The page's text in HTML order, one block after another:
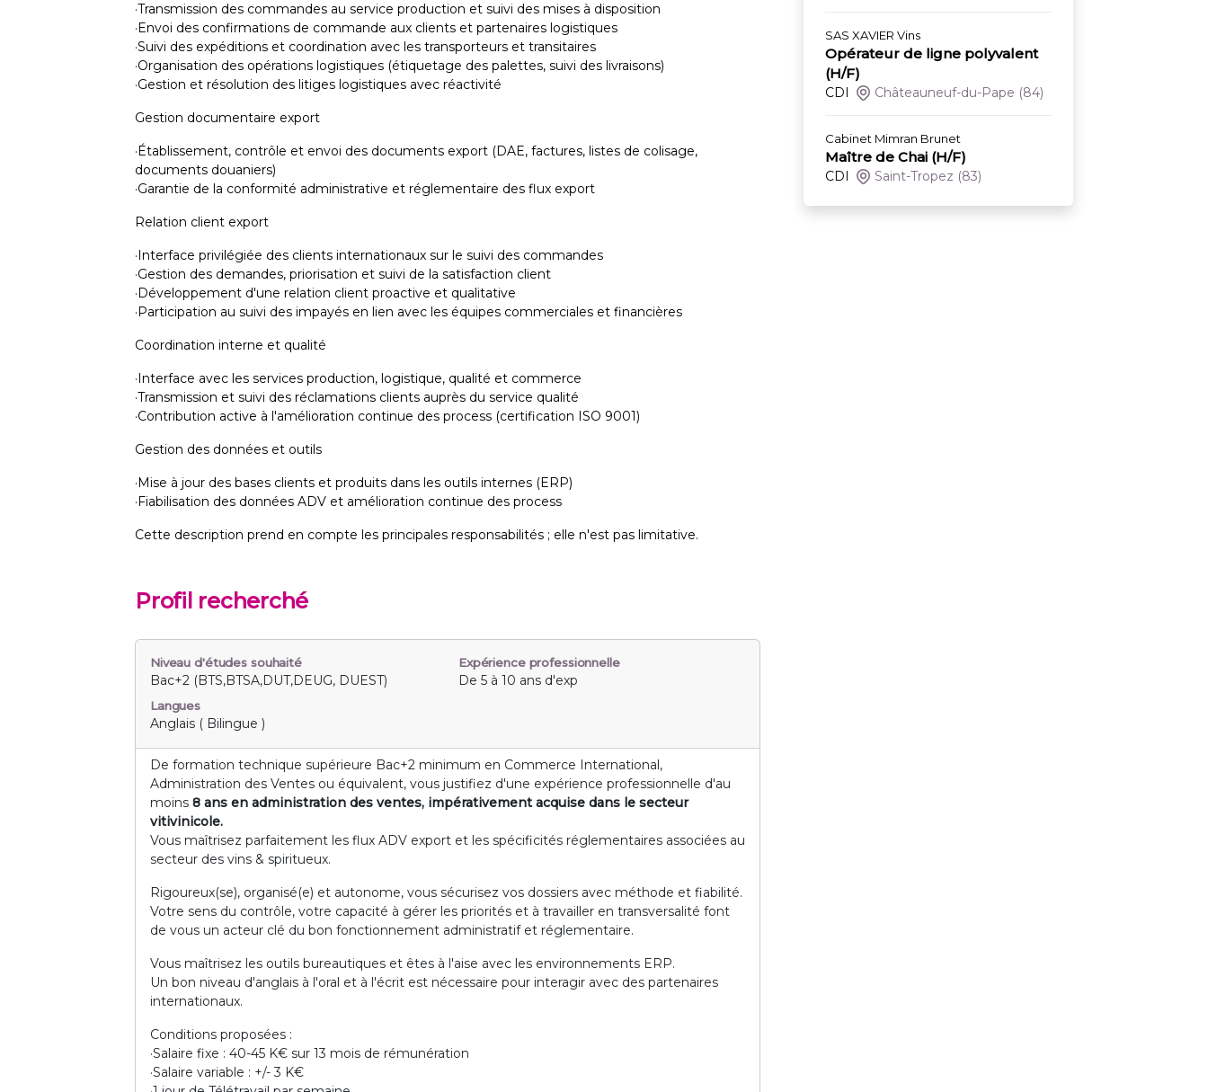
·Transmission des commandes au service production et suivi des mises à disposition
·Envoi des confirmations de commande aux clients et partenaires logistiques
·Suivi des expéditions et coordination avec les transporteurs et transitaires
·Organisation des opérations logistiques (étiquetage des palettes, suivi des livraisons)
·Gestion et résolution des litiges logistiques avec réactivité
Gestion documentaire export
·Établissement, contrôle et envoi des documents export (DAE, factures, listes de colisage,
documents douaniers)
·Garantie de la conformité administrative et réglementaire des flux export
Relation client export
·Interface privilégiée des clients internationaux sur le suivi des commandes
·Gestion des demandes, priorisation et suivi de la satisfaction client
·Développement d'une relation client proactive et qualitative
·Participation au suivi des impayés en lien avec les équipes commerciales et financières
Coordination interne et qualité
·Interface avec les services production, logistique, qualité et commerce
·Transmission et suivi des réclamations clients auprès du service qualité
·Contribution active à l'amélioration continue des process (certification ISO 9001)
Gestion des données et outils
·Mise à jour des bases clients et produits dans les outils internes (ERP)
·Fiabilisation des données ADV et amélioration continue des process
Cette description prend en compte les principales responsabilités ; elle n'est pas limitative.
Profil recherché
Niveau d'études souhaité
Bac+2 (BTS,BTSA,DUT,DEUG, DUEST)
Langues
Anglais ( Bilingue )
Expérience professionnelle
De 5 à 10 ans d'exp
De formation technique supérieure Bac+2 minimum en Commerce International,
Administration des Ventes ou équivalent, vous justifiez d'une expérience professionnelle d'au
moins 8 ans en administration des ventes, impérativement acquise dans le secteur
vitivinicole.
Vous maîtrisez parfaitement les flux ADV export et les spécificités réglementaires associées au
secteur des vins & spiritueux.
Rigoureux(se), organisé(e) et autonome, vous sécurisez vos dossiers avec méthode et fiabilité.
Votre sens du contrôle, votre capacité à gérer les priorités et à travailler en transversalité font
de vous un acteur clé du bon fonctionnement administratif et réglementaire.
Vous maîtrisez les outils bureautiques et êtes à l'aise avec les environnements ERP.
Un bon niveau d'anglais à l'oral et à l'écrit est nécessaire pour interagir avec des partenaires
internationaux.
Conditions proposées :
·Salaire fixe : 40-45 K€ sur 13 mois de rémunération
·Salaire variable : +/- 3 K€
SAS XAVIER Vins
Opérateur de ligne polyvalent
(H/F)
CDI Châteauneuf-du-Pape (84)
Cabinet Mimran Brunet
Maître de Chai (H/F)
CDI Saint-Tropez (83)